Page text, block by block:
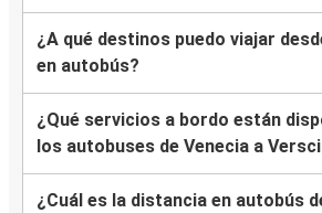
¿A qué destinos puedo viajar
en autobús?
¿Qué servicios a bordo están
los autobuses de Venecia a
¿Cuál es la distancia en autobús